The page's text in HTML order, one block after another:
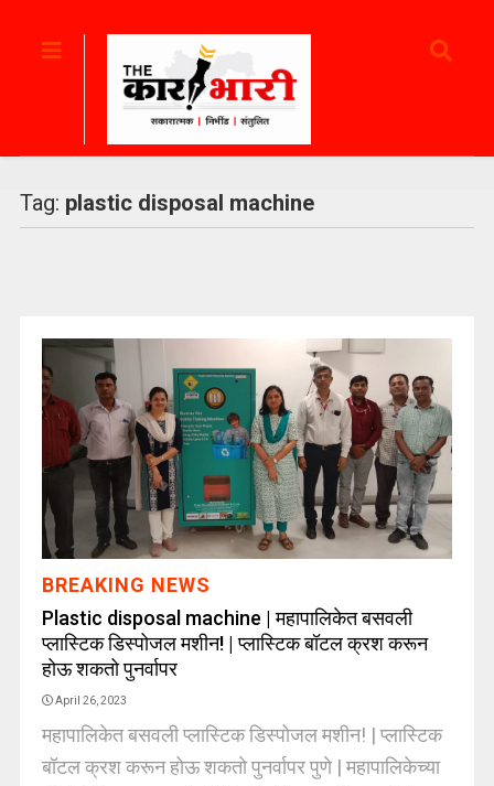
Tag: plastic disposal machine
BREAKING NEWS
Plastic disposal machine | महापालिकेत बसवली
प्लास्टिक डिस्पोजल मशीन! | प्लास्टिक बॉटल क्रश करून
होऊ शकतो पुनर्वापर
April 26, 2023
महापालिकेत बसवली प्लास्टिक डिस्पोजल मशीन! | प्लास्टिक
बॉटल क्रश करून होऊ शकतो पुनर्वापर पुणे | महापालिकेच्या